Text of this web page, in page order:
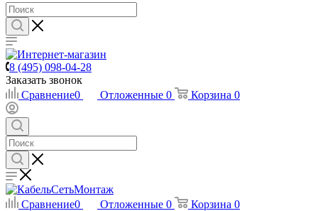
8 (495) 098-04-28
Заказать звонок
Сравнение0 Отложенные 0 Корзина 0
Сравнение0 Отложенные 0 Корзина 0